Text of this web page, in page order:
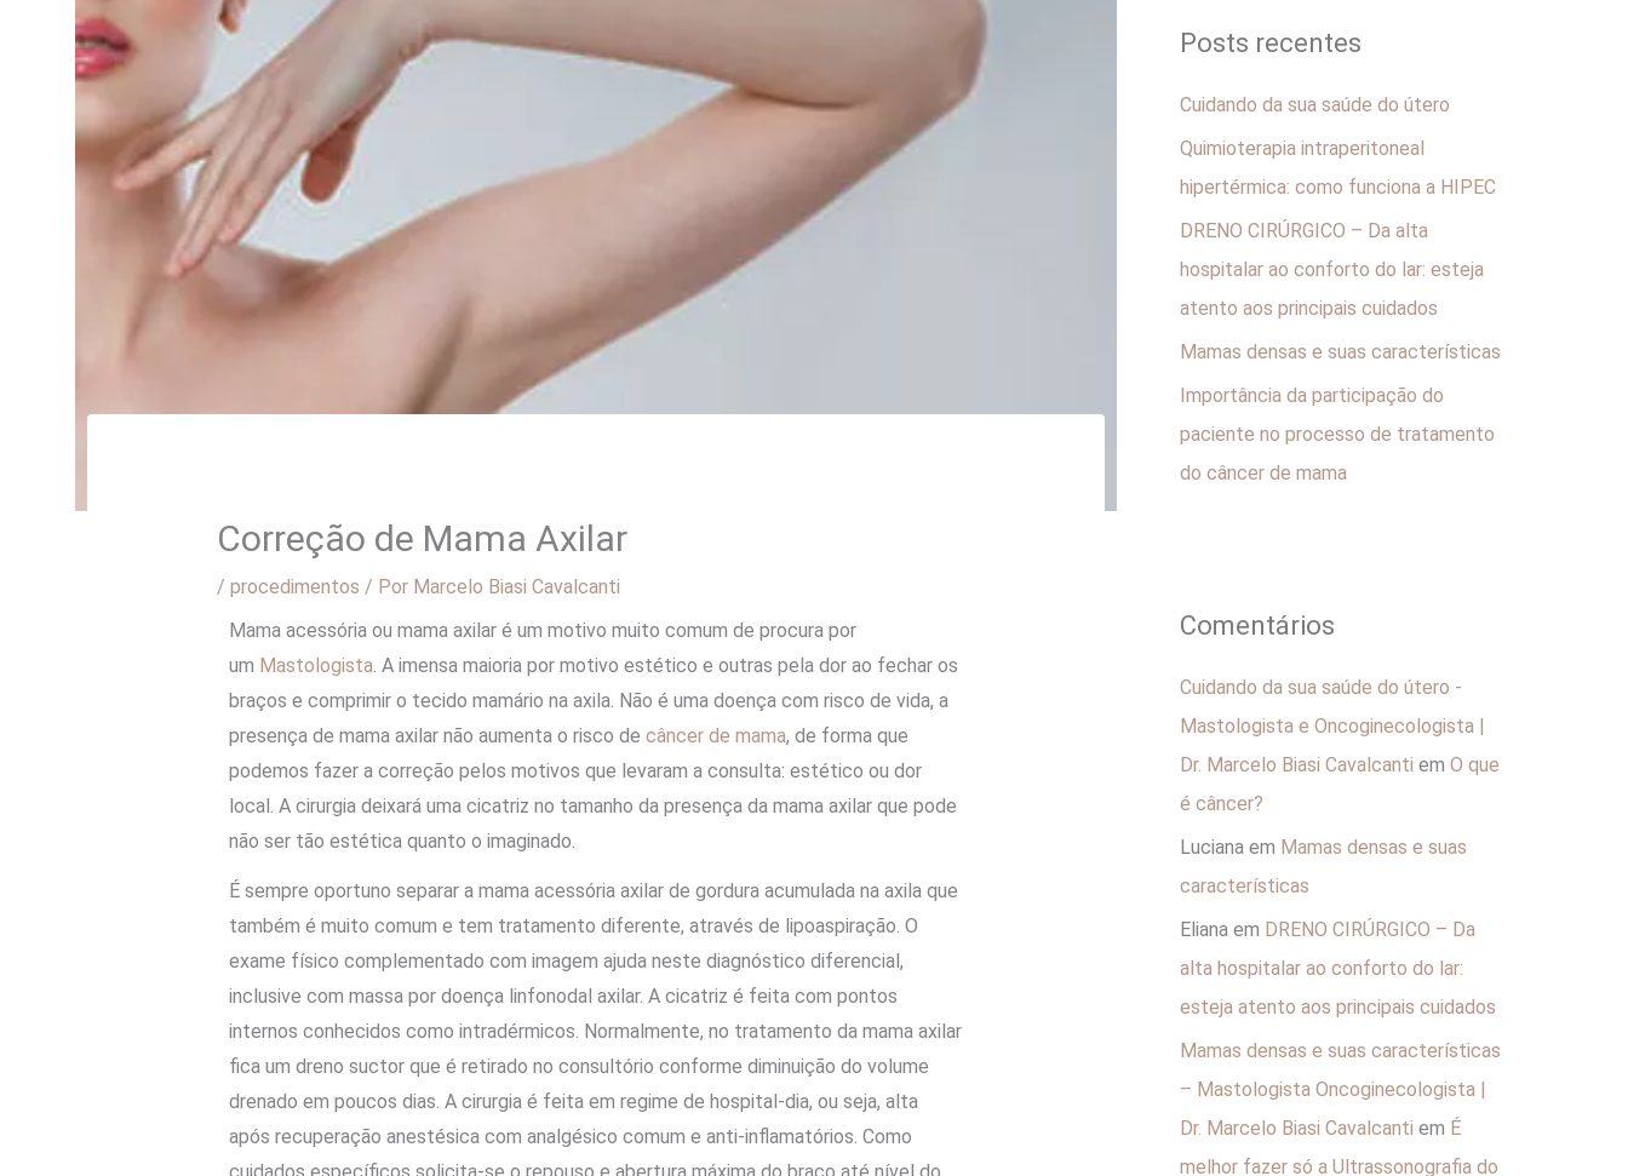
Correção de Mama Axilar
/ procedimentos / Por Marcelo Biasi Cavalcanti
Mama acessória ou mama axilar é um motivo muito comum de procura por
um Mastologista. A imensa maioria por motivo estético e outras pela dor ao fechar os
braços e comprimir o tecido mamário na axila. Não é uma doença com risco de vida, a
presença de mama axilar não aumenta o risco de câncer de mama, de forma que
podemos fazer a correção pelos motivos que levaram a consulta: estético ou dor
local. A cirurgia deixará uma cicatriz no tamanho da presença da mama axilar que pode
não ser tão estética quanto o imaginado.
É sempre oportuno separar a mama acessória axilar de gordura acumulada na axila que
também é muito comum e tem tratamento diferente, através de lipoaspiração. O
exame físico complementado com imagem ajuda neste diagnóstico diferencial,
inclusive com massa por doença linfonodal axilar. A cicatriz é feita com pontos
internos conhecidos como intradérmicos. Normalmente, no tratamento da mama axilar
fica um dreno suctor que é retirado no consultório conforme diminuição do volume
drenado em poucos dias. A cirurgia é feita em regime de hospital-dia, ou seja, alta
após recuperação anestésica com analgésico comum e anti-inflamatórios. Como
u
a
r
p
o
r
:
Posts recentes
Cuidando da sua saúde do útero
Quimioterapia intraperitoneal
hipertérmica: como funciona a HIPEC
DRENO CIRÚRGICO – Da alta
hospitalar ao conforto do lar: esteja
atento aos principais cuidados
Mamas densas e suas características
Importância da participação do
paciente no processo de tratamento
do câncer de mama
Comentários
Cuidando da sua saúde do útero -
Mastologista e Oncoginecologista |
Dr. Marcelo Biasi Cavalcanti em O que
é câncer?
Luciana em Mamas densas e suas
características
Eliana em DRENO CIRÚRGICO – Da
alta hospitalar ao conforto do lar:
esteja atento aos principais cuidados
Mamas densas e suas características
– Mastologista Oncoginecologista |
Dr. Marcelo Biasi Cavalcanti em É
melhor fazer só a Ultrassonografia do